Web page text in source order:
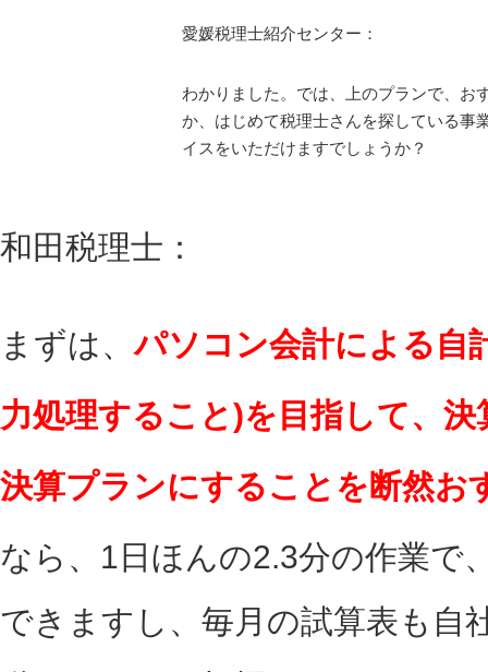
愛媛税理士紹介センター：
わかりました。では、上のプランで、お
か、はじめて税理士さんを探している事
イスをいただけますでしょうか？
和田税理士：
まずは、パソコン会計による自
力処理すること)を目指して、
決算プランにすることを断然お
なら、1日ほんの2.3分の作業で
できますし、毎月の試算表も自